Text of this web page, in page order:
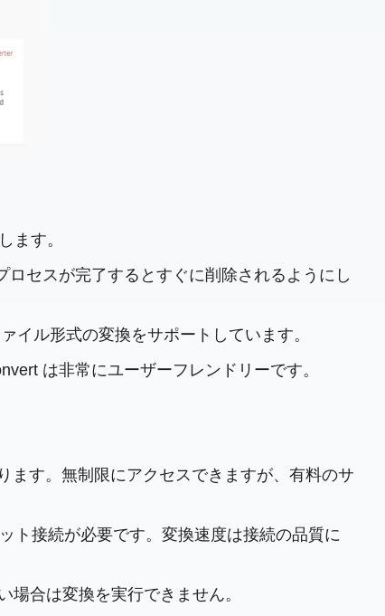
ます。
セスが完了するとすぐに削除されるようにし
イル形式の変換をサポートしています。
は非常にユーザーフレンドリーです。
ます。無制限にアクセスできますが、有料のサ
ト接続が必要です。変換速度は接続の品質に
合は変換を実行できません。